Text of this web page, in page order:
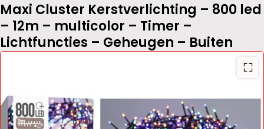
Maxi Cluster Kerstverlichting – 800 led
– 12m – multicolor – Timer –
Lichtfuncties – Geheugen – Buiten